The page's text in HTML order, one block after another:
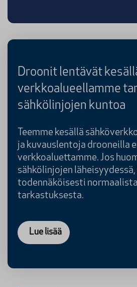
Droonit lentävät
verkkoalueellamme
sähkölinjojen kuntoa
Teemme kesällä
ja kuvauslentoja drooneilla
verkkoaluettamme. Jos
sähkölinjojen läheisyydessä,
todennäköisesti
tarkastuksesta.
Lue lisää